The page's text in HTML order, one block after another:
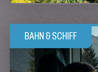
BAHN & SCHIFF